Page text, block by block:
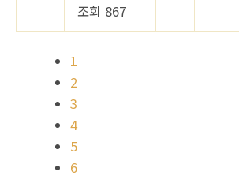
조회 867
1
2
3
4
5
6